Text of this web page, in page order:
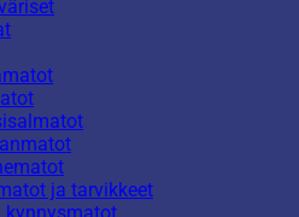
ja tarvikkeet